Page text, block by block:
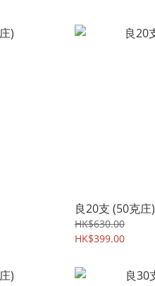
良20支 (50克庄)
HK$630.00
HK$399.00